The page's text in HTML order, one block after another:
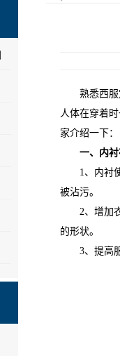
熟悉西服定
人体在穿着
家介绍一下：
一、内
1、内衬使
被沾污。
2、增加衣
的形状。
3、提高服